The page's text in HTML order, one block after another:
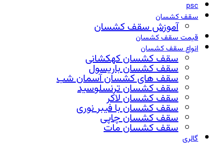
psc
سقف کشسان
آموزش سقف کشسان
قیمت سقف کشسان
انواع سقف کشسان
سقف کشسان کهکشانی
سقف کشسان باریسول
سقف های کشسان آسمان شب
سقف کشسان ترنسلوسید
سقف کشسان لاکر
سقف کشسان با فیبر نوری
سقف کشسان چاپی
سقف کشسان مات
گالری